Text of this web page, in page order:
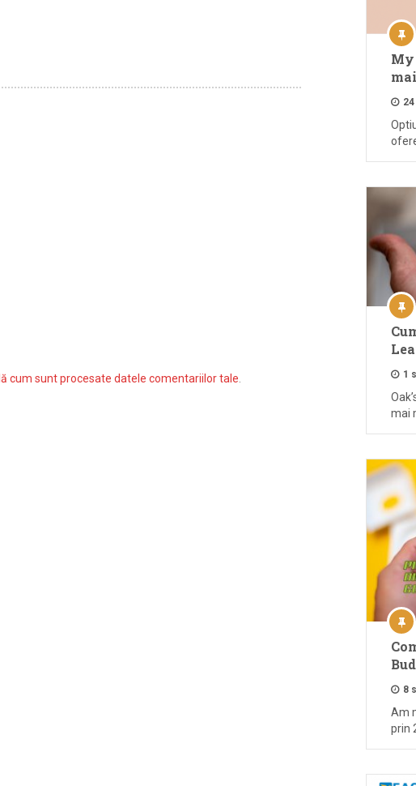
cum sunt procesate datele comentariilor tale
My
1
mai
8
Am
prin